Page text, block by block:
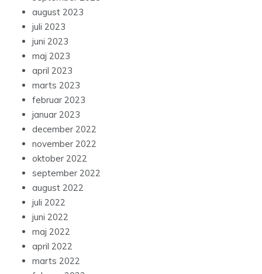
august 2023
juli 2023
juni 2023
maj 2023
april 2023
marts 2023
februar 2023
januar 2023
december 2022
november 2022
oktober 2022
september 2022
august 2022
juli 2022
juni 2022
maj 2022
april 2022
marts 2022